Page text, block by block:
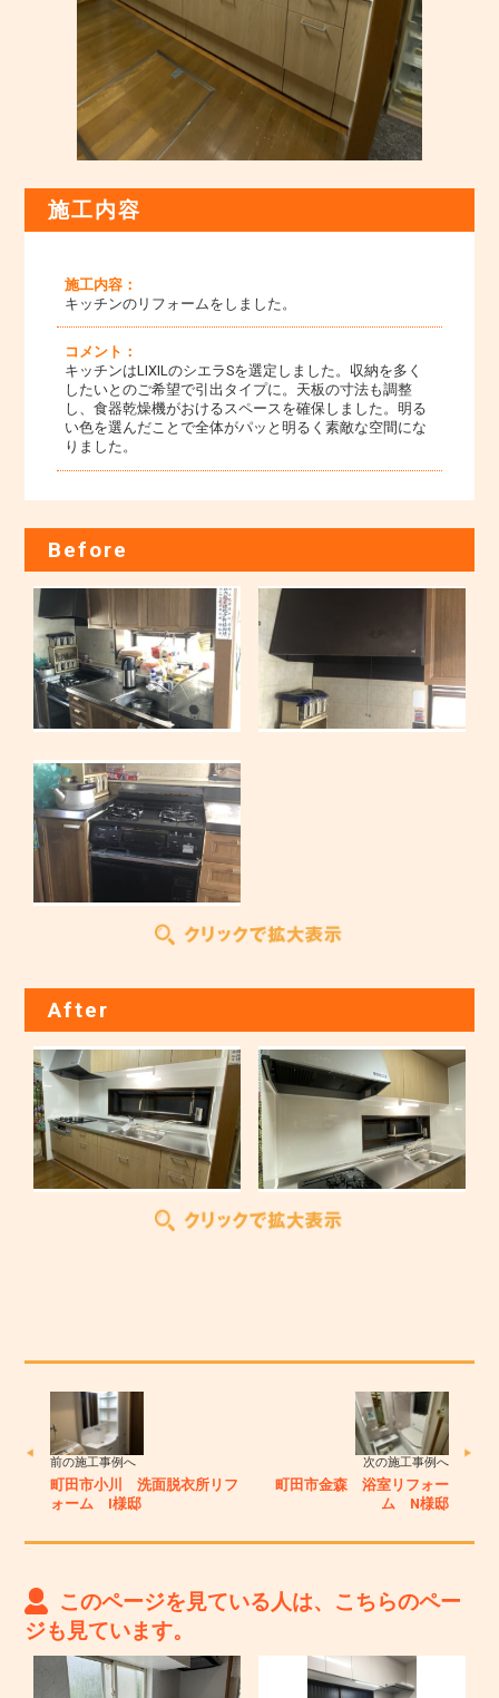
施工内容
施工内容：
キッチンのリフォームをしました。
コメント：
キッチンはLIXILのシエラSを選定しました。収納を多く
したいとのご希望で引出タイプに。天板の寸法も調整
し、食器乾燥機がおけるスペースを確保しました。明る
い色を選んだことで全体がパッと明るく素敵な空間にな
りました。
Before
After
前の施工事例へ
町田市小川 洗面脱衣所リフ
ォーム I様邸
次の施工事例へ
町田市金森 浴室リフォー
ム N様邸
このページを見ている人は、こちらのペー
ジも見ています。